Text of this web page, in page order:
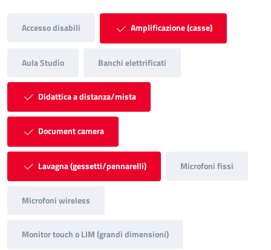
Accesso disabili Amplificazione (casse)
Aula Studio Banchi elettrificati
Didattica a distanza/mista
Document camera
Lavagna (gessetti/pennarelli) Microfoni fissi
Microfoni wireless
Monitor touch o LIM (grandi dimensioni)